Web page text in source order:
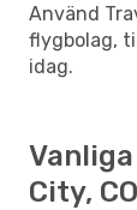
Använd
flygbolag,
idag.
City, CO